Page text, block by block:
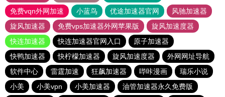
免费vqn外网加速
小蓝鸟 优途加速器官网
风驰加速器
旋风加速器
免费vps加速器外网苹果版
旋风加速度器
快连加速器
快连加速器官网入口
原子加速器
快鸭加速器
快柠檬加速器 旋风加速度器
外网网址导航
软件中心
雷霆加速 狂飙加速器 哔咔漫画
瑞乐小说
小美
小美vpn 小美加速器
油管加速器永久免费版